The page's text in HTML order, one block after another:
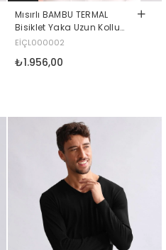
Mısırlı BAMBU TERMAL
Bisiklet Yaka Uzun Kollu
Fanila / Sweatshirt Ekru
EİÇL000002
₺1.956,00